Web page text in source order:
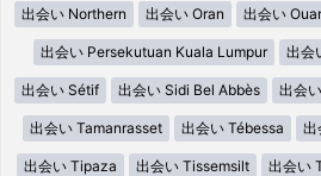
出会い Northern 出会い Oran 出会い
出会い Persekutuan Kuala Lumpur 出会
出会い Sétif 出会い Sidi Bel Abbès 出会
出会い Tamanrasset 出会い Tébessa 出
出会い Tipaza 出会い Tissemsilt 出会い